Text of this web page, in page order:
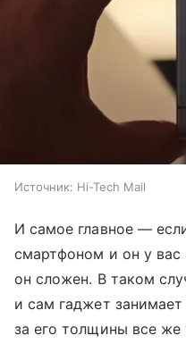
Источник: Hi-Tech Mail
И самое главное —
смартфоном и он у вас
он сложен. В таком
и сам гаджет
за его толщины все же